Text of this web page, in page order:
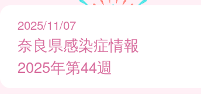
2025/11/07
奈良県感染症情報
2025年第44週